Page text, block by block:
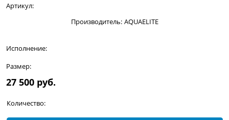
Артикул:
Производитель: AQUAELITE
Исполнение:
Размер:
27 500 руб.
Количество: